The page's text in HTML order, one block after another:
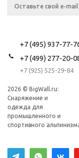
+7 (495) 937-77-
+7 (499) 277-20-
+7 (925) 525-29-84
2026 © BigWall.ru:
Снаряжение и
одежда для
промышленного и
спортивного